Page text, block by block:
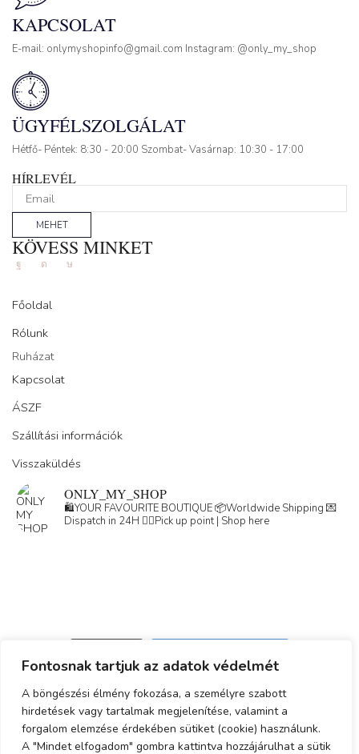
Fontosnak tartjuk az adatok védelmét
A böngészési élmény fokozása, a személyre szabott
hirdetések vagy tartalmak megjelenítése, valamint a
forgalom elemzése érdekében sütiket (cookie) használunk.
A "Mindet elfogadom" gombra kattintva hozzájárulhat a sütik
KAPCSOLAT
E-mail: onlymyshopinfo@gmail.com Instagram: @only_my_shop
ÜGYFÉLSZOLGÁLAT
Hétfő- Péntek: 8:30 - 20:00 Szombat- Vasárnap: 10:30 - 17:00
HÍRLEVÉL
MEHET
KÖVESS MINKET
FacebookInstagram
Tik-
Főoldal
Rólunk
Ruházat
Kapcsolat
ÁSZF
Szállítási információk
Visszaküldés
ONLY_MY_SHOP
🛍️YOUR FAVOURITE BOUTIQUE📦Worldwide Shipping 💌
Dispatch in 24H 👇🏽Pick up point | Shop here
Adatkezelési tájékoztató
ÁSZF
Simplepay fizetési tájékoztató